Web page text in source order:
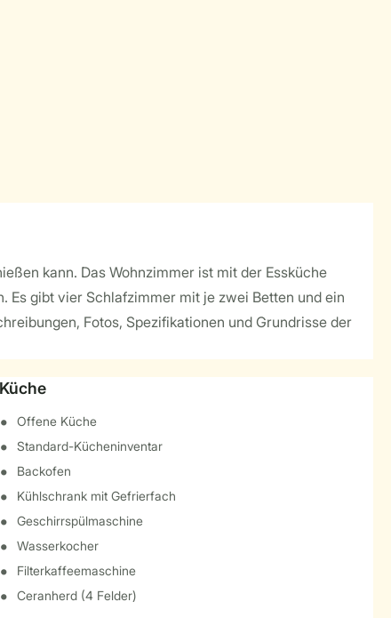
kann. Das Wohnzimmer ist mit der Essküche
Es gibt vier Schlafzimmer mit je zwei Betten und ein
Fotos, Spezifikationen und Grundrisse der
Küche
Offene Küche
Standard-Kücheninventar
Backofen
Kühlschrank mit Gefrierfach
Geschirrspülmaschine
Wasserkocher
Filterkaffeemaschine
Ceranherd (4 Felder)